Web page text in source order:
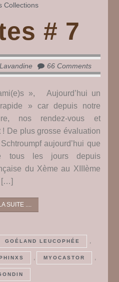
Collections
# 7
Lavandine 66 Comments
», Aujourd’hui un
» car depuis notre
nos rendez-vous et
! De plus grosse évaluation
aujourd’hui que
tous les jours depuis
du Xème au XIIIème
[…]
SUITE ....
GOÉLAND LEUCOPHÉE ,
, MYOCASTOR ,